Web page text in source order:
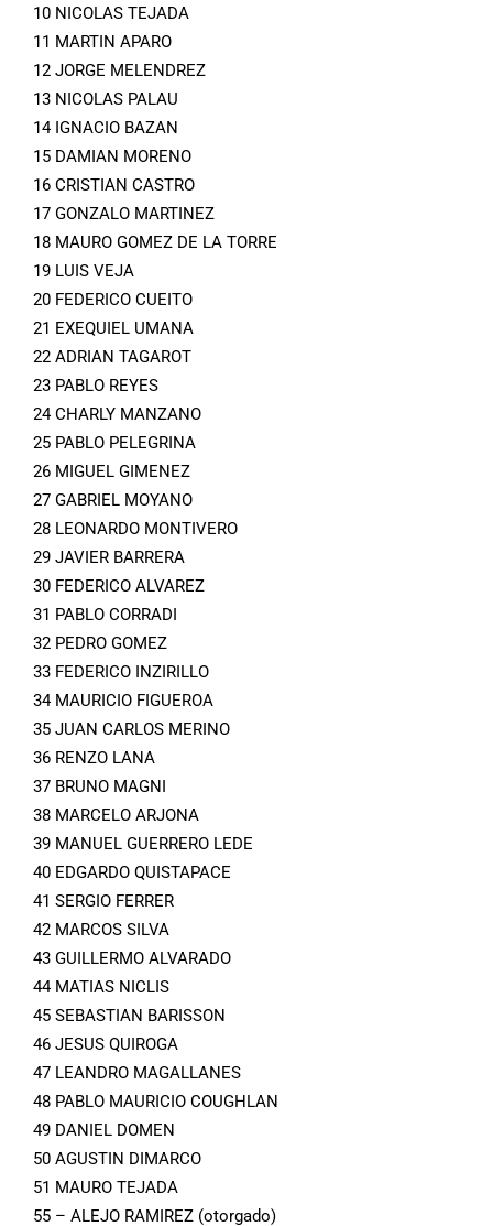
10 NICOLAS TEJADA
11 MARTIN APARO
12 JORGE MELENDREZ
13 NICOLAS PALAU
14 IGNACIO BAZAN
15 DAMIAN MORENO
16 CRISTIAN CASTRO
17 GONZALO MARTINEZ
18 MAURO GOMEZ DE LA TORRE
19 LUIS VEJA
20 FEDERICO CUEITO
21 EXEQUIEL UMANA
22 ADRIAN TAGAROT
23 PABLO REYES
24 CHARLY MANZANO
25 PABLO PELEGRINA
26 MIGUEL GIMENEZ
27 GABRIEL MOYANO
28 LEONARDO MONTIVERO
29 JAVIER BARRERA
30 FEDERICO ALVAREZ
31 PABLO CORRADI
32 PEDRO GOMEZ
33 FEDERICO INZIRILLO
34 MAURICIO FIGUEROA
35 JUAN CARLOS MERINO
36 RENZO LANA
37 BRUNO MAGNI
38 MARCELO ARJONA
39 MANUEL GUERRERO LEDE
40 EDGARDO QUISTAPACE
41 SERGIO FERRER
42 MARCOS SILVA
43 GUILLERMO ALVARADO
44 MATIAS NICLIS
45 SEBASTIAN BARISSON
46 JESUS QUIROGA
47 LEANDRO MAGALLANES
48 PABLO MAURICIO COUGHLAN
49 DANIEL DOMEN
50 AGUSTIN DIMARCO
51 MAURO TEJADA
55 – ALEJO RAMIREZ (otorgado)